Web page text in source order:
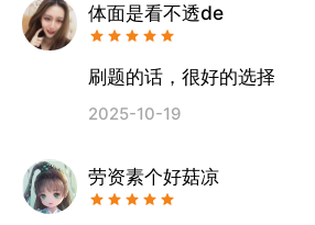
体面是看不透de
刷题的话，很好的选择
2025-10-19
劳资素个好菇凉